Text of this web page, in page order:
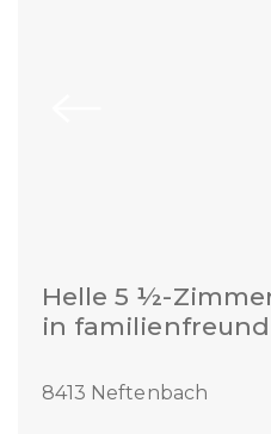
Helle 5 ½-
in
8413 Neftenbach